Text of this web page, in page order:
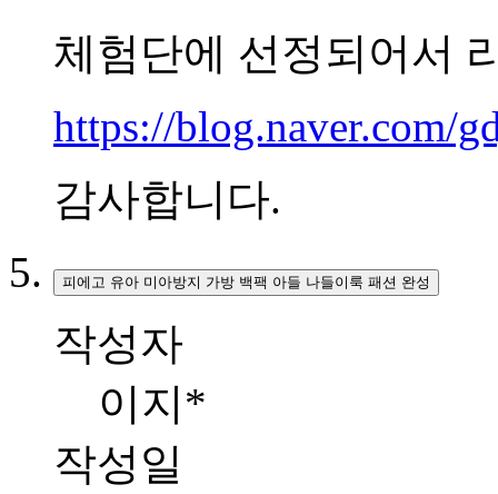
체험단에 선정되어서
https://blog.naver.com/
감사합니다.
피에고 유아 미아방지 가방 백팩 아들 나들이룩 패션 완성
작성자
이지*
작성일